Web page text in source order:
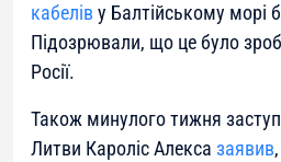
кабелів у Балтійському морі
Підозрювали, що це було
Росії.
Також минулого тижня
Литви Кароліс Алекса заявив